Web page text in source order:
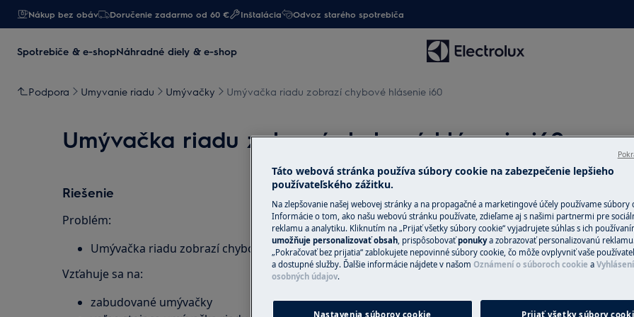
Nákup bez obáv Doručenie zadarmo od 60 € Inštalácia Odvoz starého spotrebiča
Spotrebiče & e-shopNáhradné diely & e-shop
Podpora Umyvanie riadu Umývačky Umývačka riadu zobrazí chybové hlásenie i60
Umývačka riadu zobrazí chybové hlásenie i60
Riešenie
Problém:
Umývačka riadu zobrazí chybové hlásenie i60 / i61 / i69 / i6C
Vzťahuje sa na:
zabudované umývačky
Náhradné diely
Vyhľadajte si
spotrebič v
priamo domov.
Do
Táto webová stránka používa súbory cookie na zabezpečenie lepšieho
používateľského zážitku.
Na zlepšovanie našej webovej stránky a na propagačné a marketingové účely používame súbory
Informácie o tom, ako našu webovú stránku používate, zdieľame aj s našimi partnermi pre
reklamu a analytiku. Kliknutím na „Prijať všetky súbory cookie“ vyjadrujete súhlas s ich
umožňuje personalizovať obsah, prispôsobovaťponukya zobrazovať personalizovanú
„Pokračovať bez prijatia“ zablokujete nepovinné súbory cookie, čo môže ovplyvniť vaše
a dostupné služby. Ďalšie informácie nájdete v našom Oznámení o súboroch cookie a
osobných údajov.
Nastavenia súborov cookie Prijať všetky súbory